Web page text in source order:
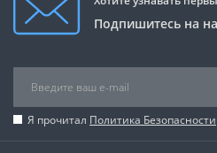
Подпишитесь на
Я прочитал Политика Безопасности